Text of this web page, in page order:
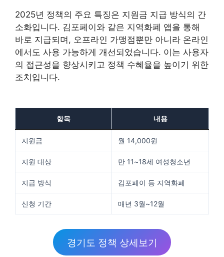
2025년 정책의 주요 특징은 지원금 지급 방식의 간
소화입니다. 김포페이와 같은 지역화폐 앱을 통해
바로 지급되며, 오프라인 가맹점뿐만 아니라 온라인
에서도 사용 가능하게 개선되었습니다. 이는 사용자
의 접근성을 향상시키고 정책 수혜율을 높이기 위한
조치입니다.
항목 내용
지원금 월 14,000원
지원 대상 만 11~18세 여성청소년
지급 방식 김포페이 등 지역화폐
신청 기간 매년 3월~12월
경기도 정책 상세보기